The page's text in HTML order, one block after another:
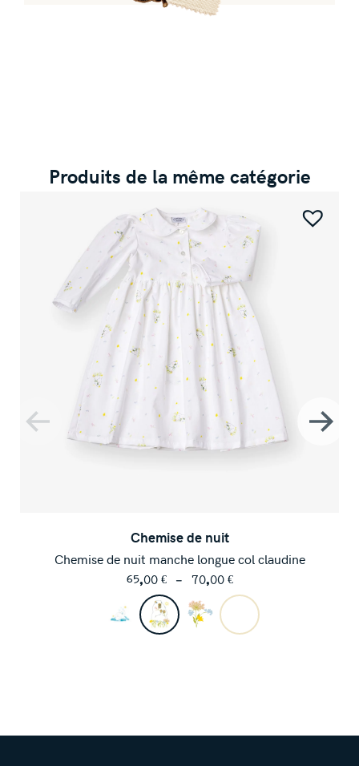
Produits de la même catégorie
Chemise de nuit
Chemise de nuit manche longue col claudine
65,00 € – 70,00 €Plage
prix :
65,00 €
à